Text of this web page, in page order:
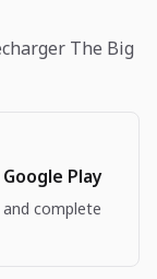
The Big
Play
complete